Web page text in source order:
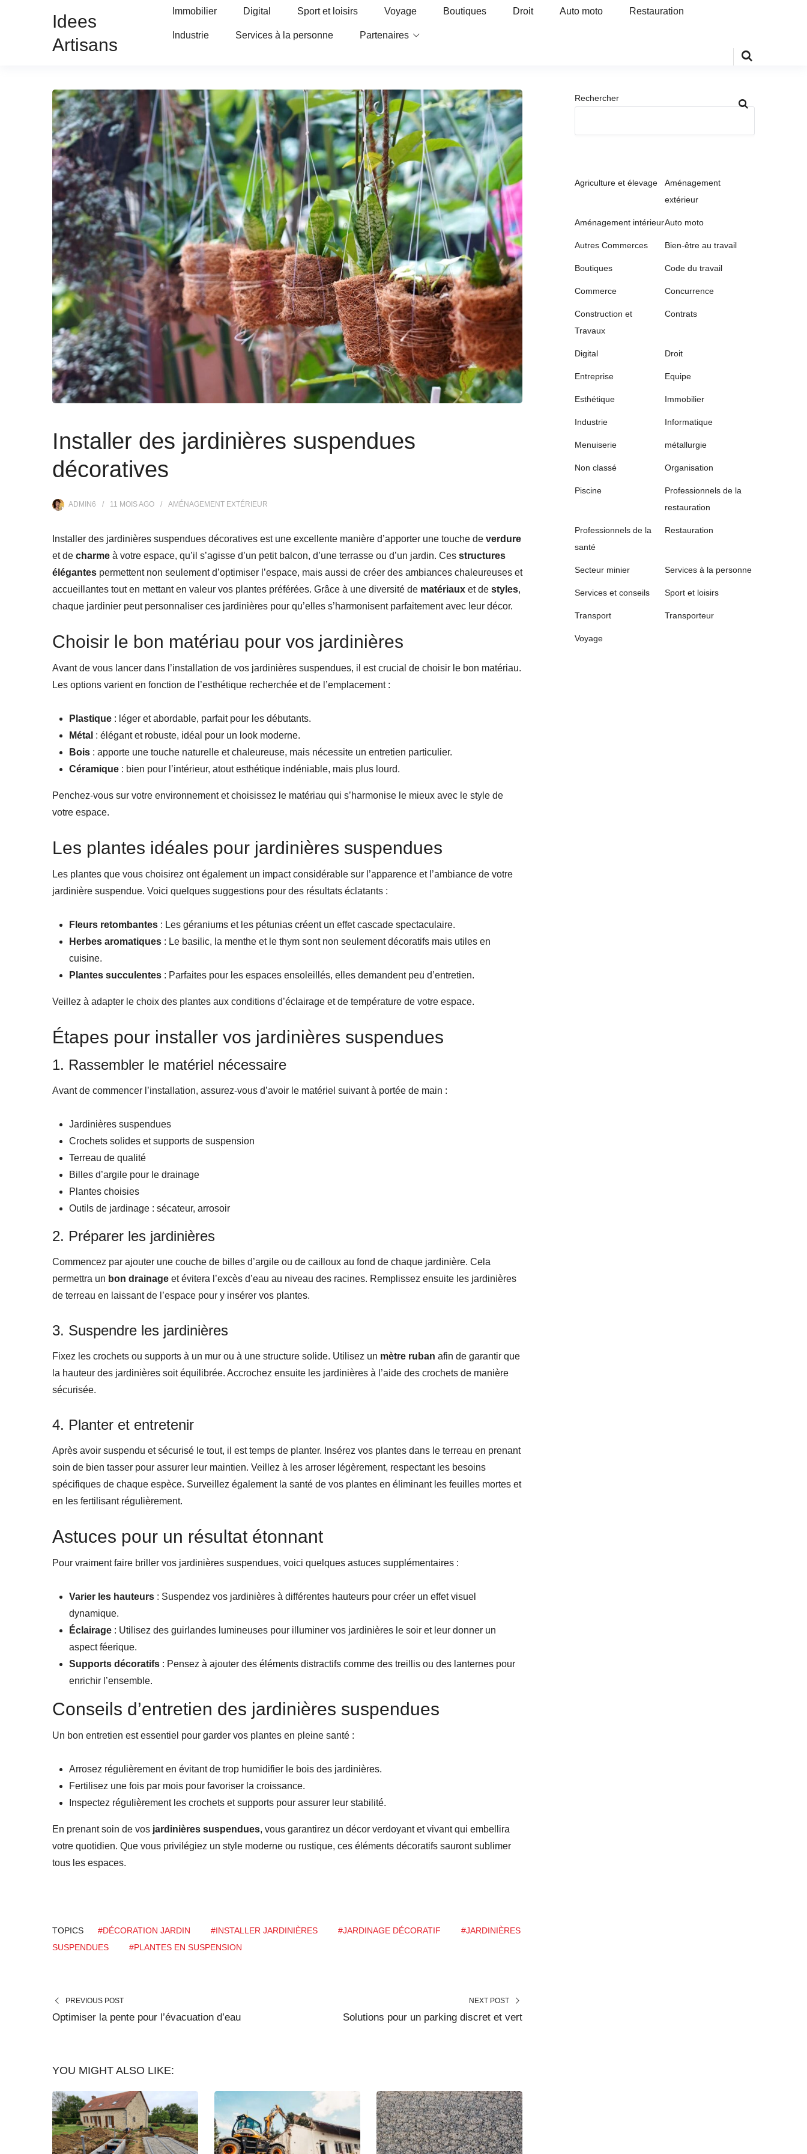
Idees
Artisans
Immobilier Digital Sport et loisirs Voyage Boutiques Droit Auto moto Restauration
Industrie Services à la personne Partenaires
Installer des jardinières suspendues
décoratives
ADMIN6 11 MOISAGO AMÉNAGEMENT EXTÉRIEUR
Installer des jardinières suspendues décoratives est une excellente manière d’apporter une touche de verdure
et de charme à votre espace, qu’il s’agisse d’un petit balcon, d’une terrasse ou d’un jardin. Ces structures
élégantes permettent non seulement d’optimiser l’espace, mais aussi de créer des ambiances chaleureuses et
accueillantes tout en mettant en valeur vos plantes préférées. Grâce à une diversité de matériaux et de styles,
chaque jardinier peut personnaliser ces jardinières pour qu’elles s’harmonisent parfaitement avec leur décor.
Choisir le bon matériau pour vos jardinières
Avant de vous lancer dans l’installation de vos jardinières suspendues, il est crucial de choisir le bon matériau.
Les options varient en fonction de l’esthétique recherchée et de l’emplacement :
Plastique : léger et abordable, parfait pour les débutants.
Métal : élégant et robuste, idéal pour un look moderne.
Bois : apporte une touche naturelle et chaleureuse, mais nécessite un entretien particulier.
Céramique : bien pour l’intérieur, atout esthétique indéniable, mais plus lourd.
Penchez-vous sur votre environnement et choisissez le matériau qui s’harmonise le mieux avec le style de
votre espace.
Les plantes idéales pour jardinières suspendues
Les plantes que vous choisirez ont également un impact considérable sur l’apparence et l’ambiance de votre
jardinière suspendue. Voici quelques suggestions pour des résultats éclatants :
Fleurs retombantes : Les géraniums et les pétunias créent un effet cascade spectaculaire.
Herbes aromatiques : Le basilic, la menthe et le thym sont non seulement décoratifs mais utiles en
cuisine.
Plantes succulentes : Parfaites pour les espaces ensoleillés, elles demandent peu d’entretien.
Veillez à adapter le choix des plantes aux conditions d’éclairage et de température de votre espace.
Étapes pour installer vos jardinières suspendues
1. Rassembler le matériel nécessaire
Avant de commencer l’installation, assurez-vous d’avoir le matériel suivant à portée de main :
Jardinières suspendues
Crochets solides et supports de suspension
Terreau de qualité
Billes d’argile pour le drainage
Plantes choisies
Outils de jardinage : sécateur, arrosoir
2. Préparer les jardinières
Commencez par ajouter une couche de billes d’argile ou de cailloux au fond de chaque jardinière. Cela
permettra un bon drainage et évitera l’excès d’eau au niveau des racines. Remplissez ensuite les jardinières
de terreau en laissant de l’espace pour y insérer vos plantes.
3. Suspendre les jardinières
Fixez les crochets ou supports à un mur ou à une structure solide. Utilisez un mètre ruban afin de garantir que
la hauteur des jardinières soit équilibrée. Accrochez ensuite les jardinières à l’aide des crochets de manière
sécurisée.
4. Planter et entretenir
Après avoir suspendu et sécurisé le tout, il est temps de planter. Insérez vos plantes dans le terreau en prenant
soin de bien tasser pour assurer leur maintien. Veillez à les arroser légèrement, respectant les besoins
spécifiques de chaque espèce. Surveillez également la santé de vos plantes en éliminant les feuilles mortes et
en les fertilisant régulièrement.
Astuces pour un résultat étonnant
Pour vraiment faire briller vos jardinières suspendues, voici quelques astuces supplémentaires :
Varier les hauteurs : Suspendez vos jardinières à différentes hauteurs pour créer un effet visuel
dynamique.
Éclairage : Utilisez des guirlandes lumineuses pour illuminer vos jardinières le soir et leur donner un
aspect féerique.
Supports décoratifs : Pensez à ajouter des éléments distractifs comme des treillis ou des lanternes pour
enrichir l’ensemble.
Conseils d’entretien des jardinières suspendues
Un bon entretien est essentiel pour garder vos plantes en pleine santé :
Arrosez régulièrement en évitant de trop humidifier le bois des jardinières.
Fertilisez une fois par mois pour favoriser la croissance.
Inspectez régulièrement les crochets et supports pour assurer leur stabilité.
En prenant soin de vos jardinières suspendues, vous garantirez un décor verdoyant et vivant qui embellira
votre quotidien. Que vous privilégiez un style moderne ou rustique, ces éléments décoratifs sauront sublimer
tous les espaces.
TOPICS #DÉCORATION JARDIN #INSTALLER JARDINIÈRES #JARDINAGE DÉCORATIF
#JARDINIÈRES
SUSPENDUES
#PLANTES EN SUSPENSION
PREVIOUS POST
Optimiser la pente pour l’évacuation d’eau
NEXT POST
Solutions pour un parking discret et vert
YOU MIGHT ALSO LIKE:
Rechercher
Agriculture et élevage
Aménagement
extérieur
Aménagement intérieurAuto moto
Autres Commerces Bien-être au travail
Boutiques Code du travail
Commerce Concurrence
Construction et
Travaux
Contrats
Digital Droit
Entreprise Equipe
Esthétique Immobilier
Industrie Informatique
Menuiserie métallurgie
Non classé Organisation
Piscine
Professionnels de la
restauration
Professionnels de la
santé
Restauration
Secteur minier Services à la personne
Services et conseils Sport et loisirs
Transport Transporteur
Voyage